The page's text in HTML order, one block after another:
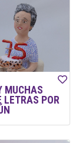
MUCHAS
LETRAS POR